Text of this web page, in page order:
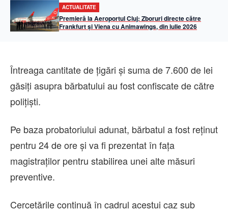
ACTUALITATE
Premieră la Aeroportul Cluj: Zboruri directe către
Frankfurt și Viena cu Animawings, din iulie 2026
Întreaga cantitate de țigări și suma de 7.600 de lei
găsiți asupra bărbatului au fost confiscate de către
polițiști.
Pe baza probatoriului adunat, bărbatul a fost reținut
pentru 24 de ore și va fi prezentat în fața
magistraților pentru stabilirea unei alte măsuri
preventive.
Cercetările continuă în cadrul acestui caz sub